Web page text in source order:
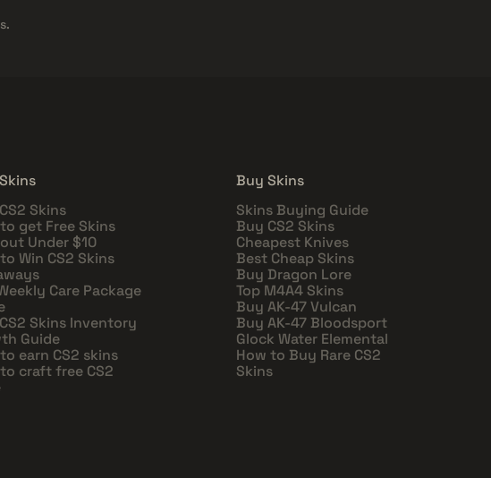
Skins
get Free Skins
Under $10
Win CS2 Skins
Care Package
Skins Inventory
Guide
earn CS2 skins
craft free CS2
Buy Skins
Skins Buying Guide
Buy CS2 Skins
Cheapest Knives
Best Cheap Skins
Buy Dragon Lore
Top M4A4 Skins
Buy AK-47 Vulcan
Buy AK-47 Bloodsport
Glock Water Elemental
How to Buy Rare CS2
Skins